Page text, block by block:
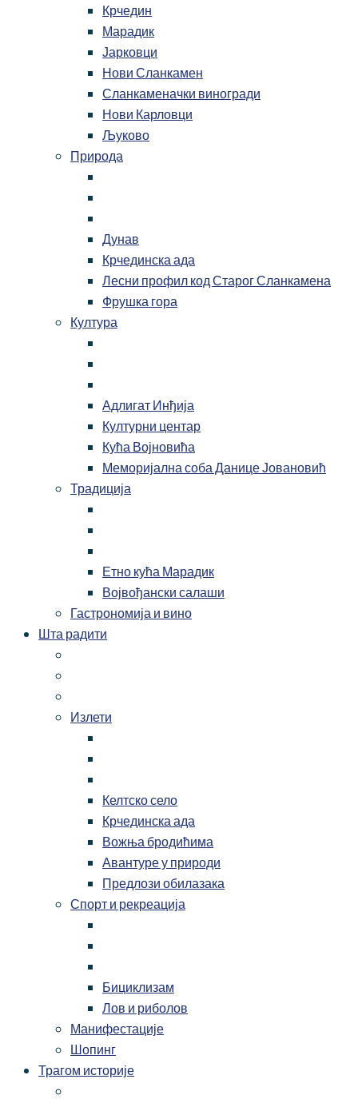
Крчедин
Марадик
Јарковци
Нови Сланкамен
Сланкаменачки виногради
Нови Карловци
Љуково
Природа
Дунав
Крчединска ада
Лесни профил код Старог Сланкамена
Фрушка гора
Култура
Адлигат Инђија
Културни центар
Кућа Војновића
Меморијална соба Данице Јовановић
Традиција
Етно кућа Марадик
Војвођански салаши
Гастрономија и вино
Шта радити
Излети
Келтско село
Крчединска ада
Вожња бродићима
Авантуре у природи
Предлози обилазака
Спорт и рекреација
Бициклизам
Лов и риболов
Манифестације
Шопинг
Трагом историје